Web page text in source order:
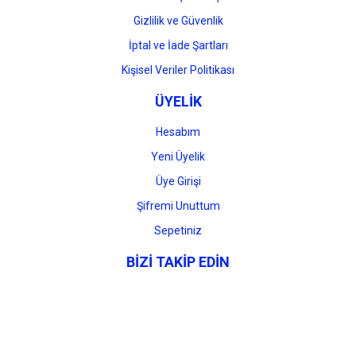
Gizlilik ve Güvenlik
İptal ve İade Şartları
Kişisel Veriler Politikası
ÜYELİK
Hesabım
Yeni Üyelik
Üye Girişi
Şifremi Unuttum
Sepetiniz
BİZİ TAKİP EDİN